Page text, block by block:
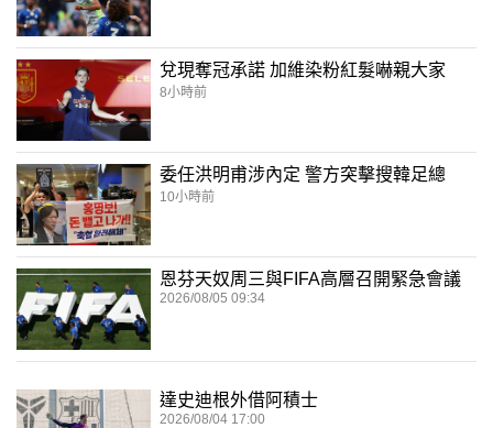
兌現奪冠承諾 加維染粉紅髮嚇親大家
8小時前
委任洪明甫涉內定 警方突擊搜韓足總
10小時前
恩芬天奴周三與FIFA高層召開緊急會議
2026/08/05 09:34
達史迪根外借阿積士
2026/08/04 17:00